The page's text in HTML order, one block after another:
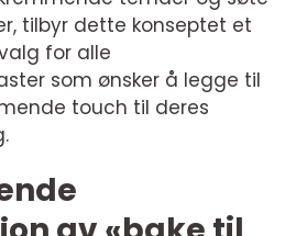
tilbyr dette konseptet et
for alle
som ønsker å legge til
touch til deres